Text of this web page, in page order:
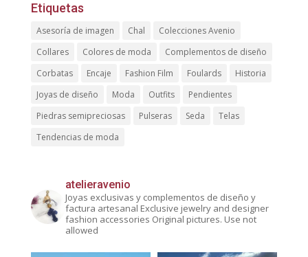
Etiquetas
Asesoría de imagen Chal
Colecciones Avenio
Collares
Colores de moda
Complementos de diseño
Corbatas
Encaje Fashion Film Foulards
Historia
Joyas de diseño
Moda Outfits
Pendientes
Piedras semipreciosas
Pulseras Seda
Telas
Tendencias de moda
atelieravenio
Joyas exclusivas y complementos de diseño y
factura artesanal Exclusive jewelry and designer
fashion accessories Original pictures. Use not
allowed